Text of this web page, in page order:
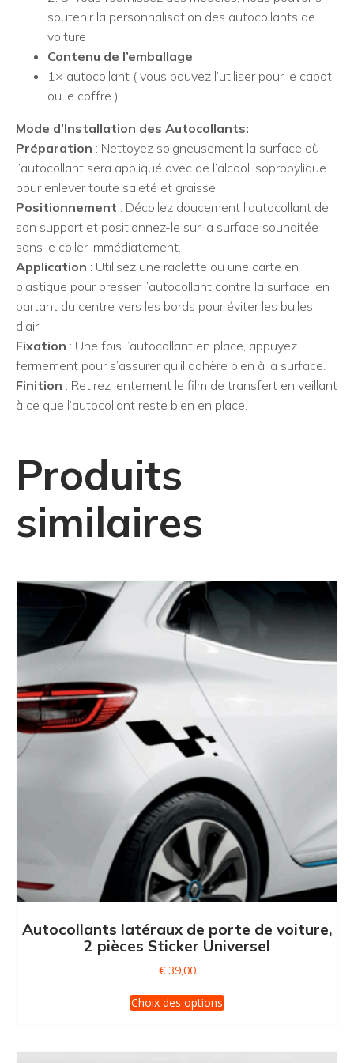
soutenir la personnalisation des autocollants de
voiture
Contenu de l’emballage:
1× autocollant ( vous pouvez l’utiliser pour le capot
ou le coffre )
Mode d’Installation des Autocollants:
Préparation : Nettoyez soigneusement la surface où
l’autocollant sera appliqué avec de l’alcool isopropylique
pour enlever toute saleté et graisse.
Positionnement : Décollez doucement l’autocollant de
son support et positionnez-le sur la surface souhaitée
sans le coller immédiatement.
Application : Utilisez une raclette ou une carte en
plastique pour presser l’autocollant contre la surface, en
partant du centre vers les bords pour éviter les bulles
d’air.
Fixation : Une fois l’autocollant en place, appuyez
fermement pour s’assurer qu’il adhère bien à la surface.
Finition : Retirez lentement le film de transfert en veillant
à ce que l’autocollant reste bien en place.
Produits
similaires
Autocollants latéraux de porte de voiture,
2 pièces Sticker Universel
€39,00
Choix des options
Ce
produit
plusieurs